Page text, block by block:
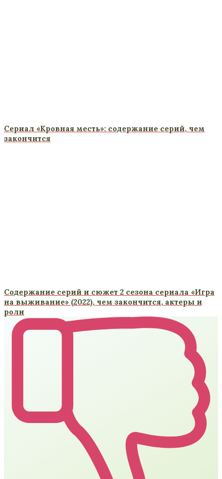
Сериал «Кровная месть»: содержание серий, чем
закончится
Содержание серий и сюжет 2 сезона сериала «Игра
на выживание» (2022), чем закончится, актеры и
роли